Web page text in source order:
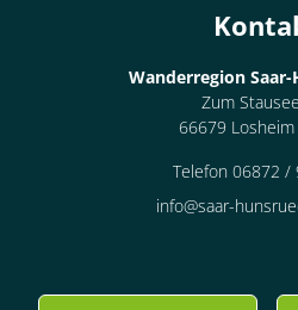
Wanderregion
Zum
66679 Losheim
Telefon 06872 /
info@saar-